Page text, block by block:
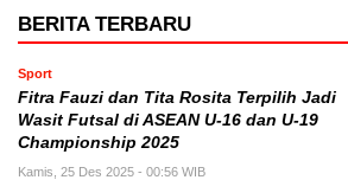
BERITA TERBARU
Sport
Fitra Fauzi dan Tita Rosita Terpilih Jadi
Wasit Futsal di ASEAN U-16 dan U-19
Championship 2025
Kamis, 25 Des 2025 - 00:56 WIB